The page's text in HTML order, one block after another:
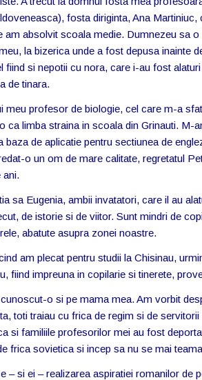
fosta diriginta, Ana Martiniuc,
am absolvit scoala medie. Dumnezeu sa o
la bizerica unde a fost depusa inainte
si nepotii cu nora, care i-au fost
de tinara.
profesor de biologie, cel care m-a
ca limba straina in scoala din Grinauti. M-
de aplicatie pentru sectiunea de
o un om de mare calitate, regretatul
ani.
sa Eugenia, ambii invatatori, care il au
de istorie si de viitor. Sunt mindri de
abatute asupra zonei noastre.
am plecat pentru studii la Chisinau,
fiind impreuna in copilarie si tinerete,
o si pe mama mea. Am vorbit
toti traiau cu frica de regim si de
si familiile profesorilor mei au fost
frica sovietica si incep sa nu se mai
– si ei – realizarea aspiratiei romanilor de